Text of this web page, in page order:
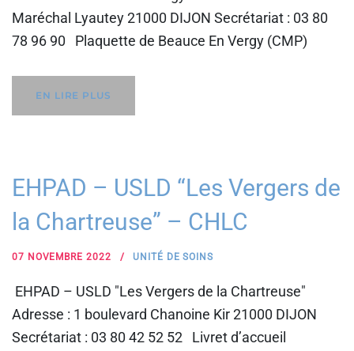
Maréchal Lyautey 21000 DIJON Secrétariat : 03 80
78 96 90 Plaquette de Beauce En Vergy (CMP)
EN LIRE PLUS
EHPAD – USLD “Les Vergers de
la Chartreuse” – CHLC
07 NOVEMBRE 2022 UNITÉ DE SOINS
EHPAD – USLD "Les Vergers de la Chartreuse"
Adresse : 1 boulevard Chanoine Kir 21000 DIJON
Secrétariat : 03 80 42 52 52 Livret d’accueil